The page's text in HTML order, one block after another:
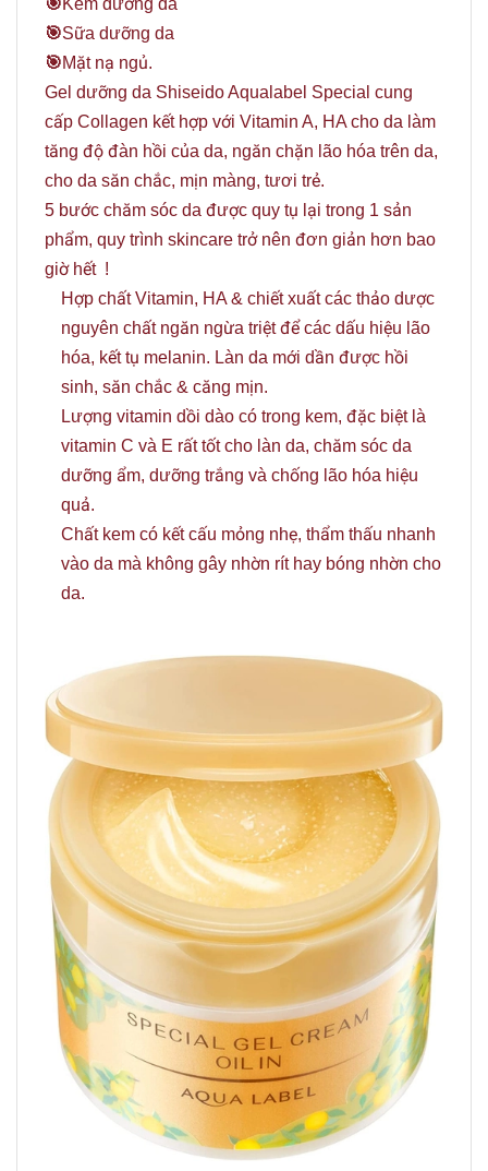
️️🎯Sữa dưỡng da
️🎯Mặt nạ ngủ.
Gel dưỡng da Shiseido Aqualabel Special cung
cấp Collagen kết hợp với Vitamin A, HA cho da làm
tăng độ đàn hồi của da, ngăn chặn lão hóa trên da,
cho da săn chắc, mịn màng, tươi trẻ.
5 bước chăm sóc da được quy tụ lại trong 1 sản
phẩm, quy trình skincare trở nên đơn giản hơn bao
giờ hết !
Hợp chất Vitamin, HA & chiết xuất các thảo dược
nguyên chất ngăn ngừa triệt để các dấu hiệu lão
hóa, kết tụ melanin. Làn da mới dần được hồi
sinh, săn chắc & căng mịn.
Lượng vitamin dồi dào có trong kem, đặc biệt là
vitamin C và E rất tốt cho làn da, chăm sóc da
dưỡng ẩm, dưỡng trắng và chống lão hóa hiệu
quả.
Chất kem có kết cấu mỏng nhẹ, thẩm thấu nhanh
vào da mà không gây nhờn rít hay bóng nhờn cho
da.